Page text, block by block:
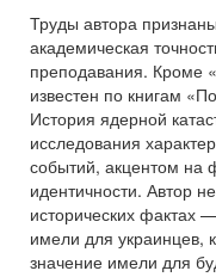
Труды автора
академическая
преподавания. Кроме
известен по книгам
История ядерной
исследования
событий, акцентом на
идентичности. Автор
исторических фактах
имели для украинцев,
значение имели для